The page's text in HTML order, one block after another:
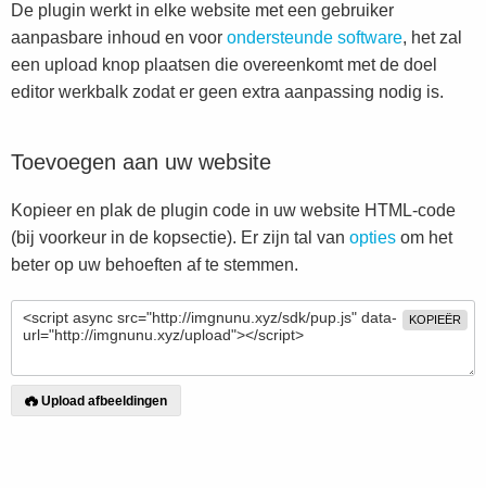
De plugin werkt in elke website met een gebruiker
aanpasbare inhoud en voor ondersteunde software, het zal
een upload knop plaatsen die overeenkomt met de doel
editor werkbalk zodat er geen extra aanpassing nodig is.
Toevoegen aan uw website
Kopieer en plak de plugin code in uw website HTML-code
(bij voorkeur in de kopsectie). Er zijn tal van opties om het
beter op uw behoeften af te stemmen.
KOPIEËR
Upload afbeeldingen